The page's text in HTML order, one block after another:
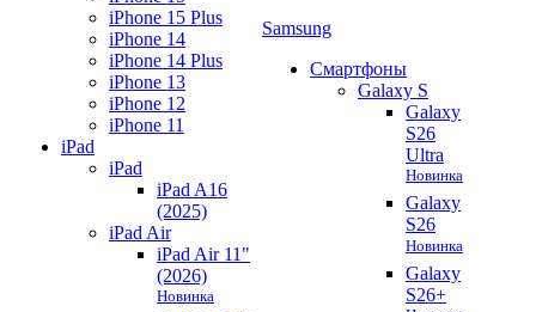
iPhone 15 Plus
iPhone 14
iPhone 14 Plus
iPhone 13
iPhone 12
iPhone 11
iPad
iPad
iPad A16
(2025)
iPad Air
iPad Air 11"
(2026)
Новинка
Samsung
Смартфоны
Galaxy S
Galaxy
S26
Ultra
Новинка
Galaxy
S26
Новинка
Galaxy
S26+